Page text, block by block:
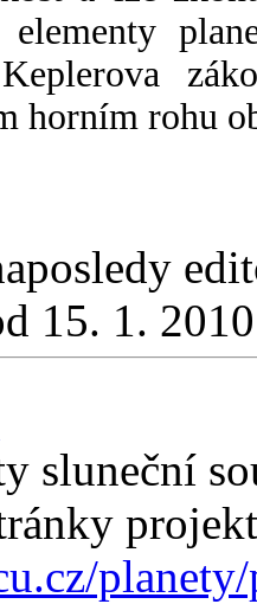
elementy
horním rohu
15. 1.
sluneční